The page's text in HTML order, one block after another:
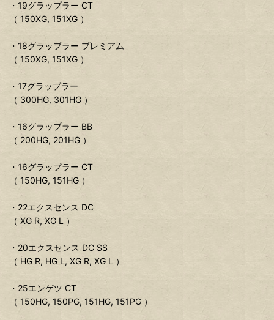
・19グラップラー CT
（ 150XG, 151XG ）
・18グラップラー プレミアム
（ 150XG, 151XG ）
・17グラップラー
（ 300HG, 301HG ）
・16グラップラー BB
（ 200HG, 201HG ）
・16グラップラー CT
（ 150HG, 151HG ）
・22エクスセンス DC
（ XG R, XG L ）
・20エクスセンス DC SS
（ HG R, HG L, XG R, XG L ）
・25エンゲツ CT
（ 150HG, 150PG, 151HG, 151PG ）